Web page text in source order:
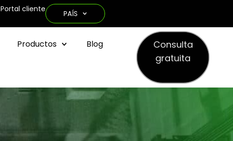
Portal cliente PAÍS
Productos Blog
Consulta
gratuita